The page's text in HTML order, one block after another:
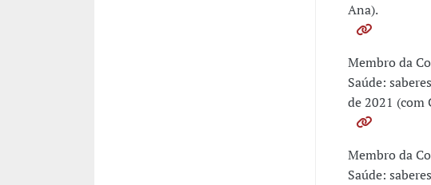
Ana).
Membro da
Saúde:
de 2021 (com
Membro da
Saúde: